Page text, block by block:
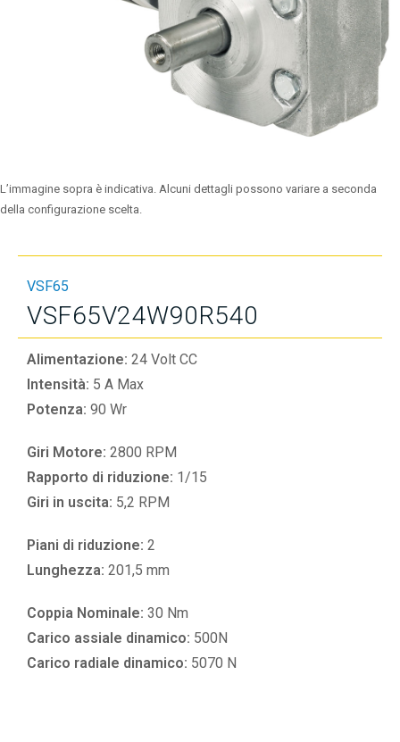
L’immagine sopra è indicativa. Alcuni dettagli possono variare a seconda
della configurazione scelta.
VSF65
VSF65V24W90R540
Alimentazione: 24 Volt CC
Intensità: 5 A Max
Potenza: 90 Wr
Giri Motore: 2800 RPM
Rapporto di riduzione: 1/15
Giri in uscita: 5,2 RPM
Piani di riduzione: 2
Lunghezza: 201,5 mm
Coppia Nominale: 30 Nm
Carico assiale dinamico: 500N
Carico radiale dinamico: 5070 N